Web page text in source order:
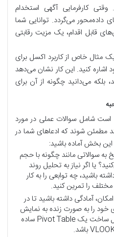
کارفرمایی آگهی استخدام
داده‌محور می‌گردد. توانایی شما
قابل اقدام، یک مزیت رقابتی
مثال خاص از کاربرد اکسل برای
کنید. این کار نشان می‌دهد
بلکه می‌دانید چگونه از آن برای
شامل سوالات عملی در مورد
مطمئن شوند که ادعاهای شما در
این بخش آماده باشید:
به سوالاتی مانند چگونه با حجم
یا اگر نیاز به تحلیل روند
باشید، چه توابعی را به کار
را تمرین کنید.
آمادگی داشته باشید تا در
را به صورت زنده به نمایش
بگذارید. این می‌تواند شامل ساخت یک Pivot Table ساده